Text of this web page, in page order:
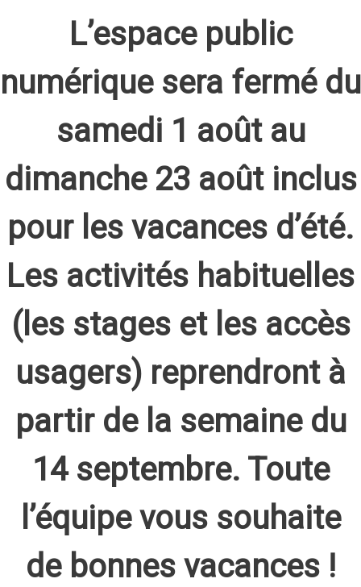
L’espace public
numérique sera fermé du
samedi 1 août au
dimanche 23 août inclus
pour les vacances d’été.
Les activités habituelles
(les stages et les accès
usagers) reprendront à
partir de la semaine du
14 septembre. Toute
l’équipe vous souhaite
de bonnes vacances !